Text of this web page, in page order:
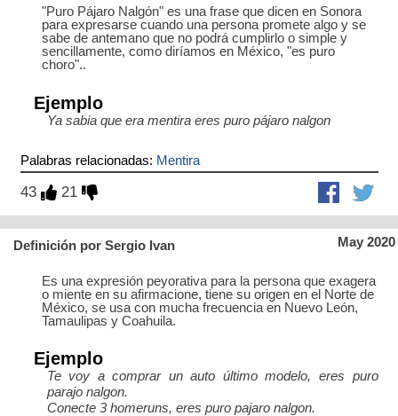
"Puro Pájaro Nalgón" es una frase que dicen en Sonora
para expresarse cuando una persona promete algo y se
sabe de antemano que no podrá cumplirlo o simple y
sencillamente, como diríamos en México, "es puro
choro"..
Ejemplo
Ya sabia que era mentira eres puro pájaro nalgon
Palabras relacionadas: Mentira
43 21
May 2020
Definición por Sergio Ivan
Es una expresión peyorativa para la persona que exagera
o miente en su afirmacione, tiene su origen en el Norte de
México, se usa con mucha frecuencia en Nuevo León,
Tamaulipas y Coahuila.
Ejemplo
Te voy a comprar un auto último modelo, eres puro
parajo nalgon.
Conecte 3 homeruns, eres puro pajaro nalgon.